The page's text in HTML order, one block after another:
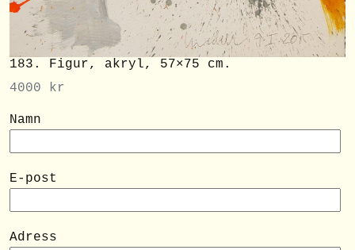
183. Figur, akryl, 57×75 cm.
4000
kr
Namn
E-post
Adress